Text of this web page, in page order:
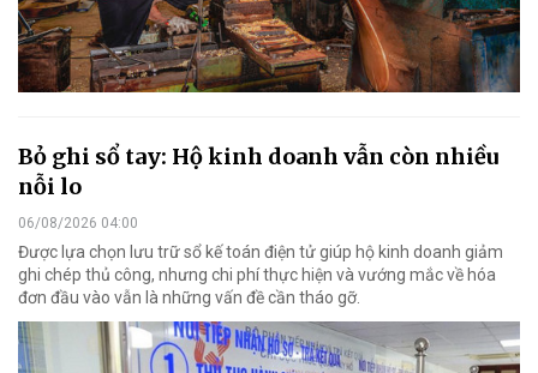
Bỏ ghi sổ tay: Hộ kinh doanh vẫn còn nhiều
nỗi lo
06/08/2026 04:00
Được lựa chọn lưu trữ sổ kế toán điện tử giúp hộ kinh doanh giảm
ghi chép thủ công, nhưng chi phí thực hiện và vướng mắc về hóa
đơn đầu vào vẫn là những vấn đề cần tháo gỡ.